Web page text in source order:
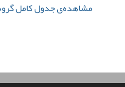
مشاهده‌ی جدول کامل گروه